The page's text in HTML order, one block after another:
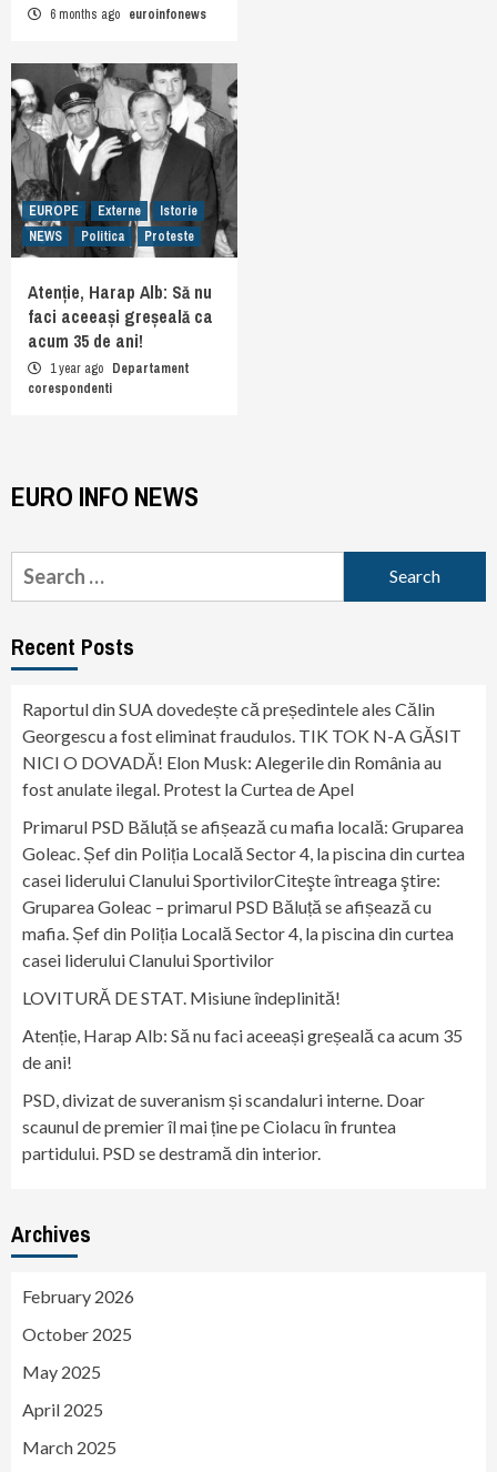
6 months ago euroinfonews
EUROPE Externe
Istorie
NEWS
Politica Proteste
Atenție, Harap Alb: Să nu
faci aceeași greșeală ca
acum 35 de ani!
1 year ago Departament
corespondenti
EURO INFO NEWS
Search
for:
Recent Posts
Raportul din SUA dovedește că președintele ales Călin
Georgescu a fost eliminat fraudulos. TIK TOK N-A GĂSIT
NICI O DOVADĂ! Elon Musk: Alegerile din România au
fost anulate ilegal. Protest la Curtea de Apel
Primarul PSD Băluță se afișează cu mafia locală: Gruparea
Goleac. Șef din Poliția Locală Sector 4, la piscina din curtea
casei liderului Clanului SportivilorCiteşte întreaga ştire:
Gruparea Goleac – primarul PSD Băluță se afișează cu
mafia. Șef din Poliția Locală Sector 4, la piscina din curtea
casei liderului Clanului Sportivilor
LOVITURĂ DE STAT. Misiune îndeplinită!
Atenție, Harap Alb: Să nu faci aceeași greșeală ca acum 35
de ani!
PSD, divizat de suveranism și scandaluri interne. Doar
scaunul de premier îl mai ține pe Ciolacu în fruntea
partidului. PSD se destramă din interior.
Archives
February 2026
October 2025
May 2025
April 2025
March 2025